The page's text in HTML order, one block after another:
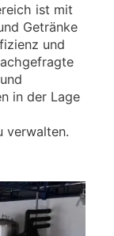
ist mit
Getränke
und
in der Lage
verwalten.